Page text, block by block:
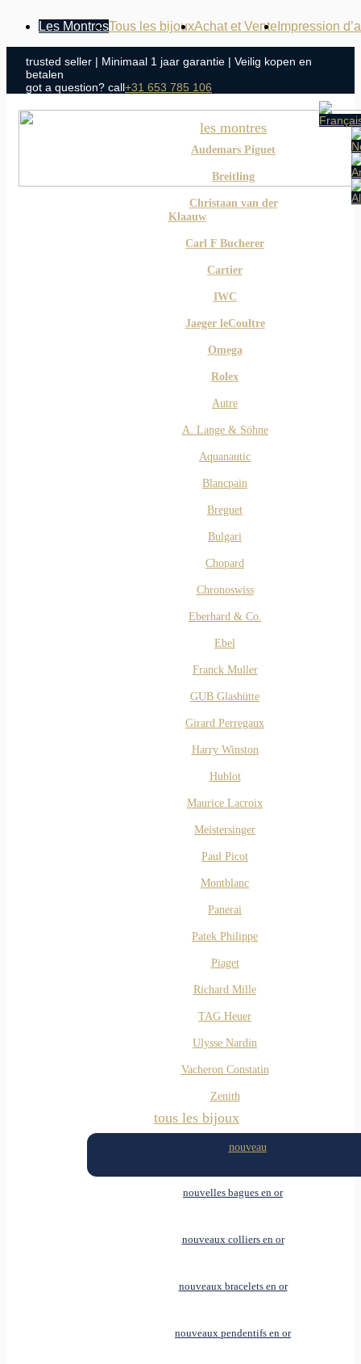
Les MontresTous les bijouxAchat et Vente Impression
trusted seller | Minimaal 1 jaar garantie | Veilig kopen en
betalen
got a question? call+31 653 785 106
les montres
Audemars Piguet
Breitling
Christaan van der
Klaauw
Carl F Bucherer
Cartier
IWC
Jaeger leCoultre
Omega
Rolex
Autre
A. Lange & Söhne
Aquanautic
Blancpain
Breguet
Bulgari
Chopard
Chronoswiss
Eberhard & Co.
Ebel
Franck Muller
GUB Glashütte
Girard Perregaux
Harry Winston
Hublot
Maurice Lacroix
Meistersinger
Paul Picot
Montblanc
Panerai
Patek Philippe
Piaget
Richard Mille
TAG Heuer
Ulysse Nardin
Vacheron Constatin
Zenith
tous les bijoux
nouveau
nouvelles bagues en or
nouveaux colliers en or
nouveaux bracelets en or
nouveaux pendentifs en or